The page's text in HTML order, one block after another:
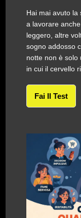
Hai mai avuto la
a lavorare
leggero, altre
sogno addosso
notte non è solo
in cui il cervello
Fai Il Test